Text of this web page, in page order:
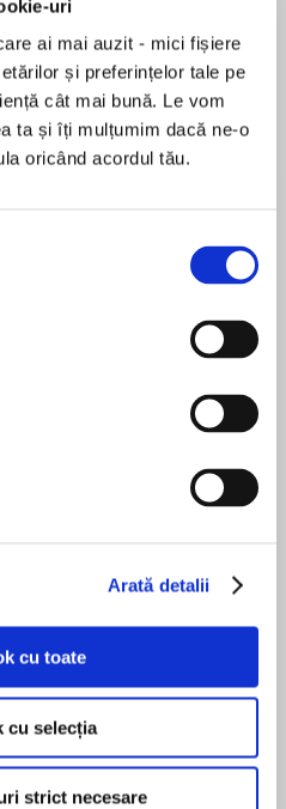
uri
ai mai auzit - mici fișiere
și preferințelor tale pe
cât mai bună. Le vom
ta și îți mulțumim dacă ne-o
oricând acordul tău.
Arată detalii
cu toate
cu selecția
strict necesare
now those Bennett
with college and
to Georgia, but to
Minnesota. They have
of their goals. Falling in
Kennedy and
it’s your time, you
York Times bestselling
writing and traveling.